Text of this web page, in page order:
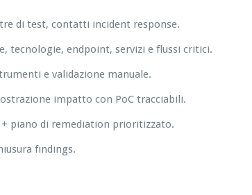
di test, contatti incident response.
tecnologie, endpoint, servizi e flussi critici.
e validazione manuale.
impatto con PoC tracciabili.
piano di remediation prioritizzato.
findings.